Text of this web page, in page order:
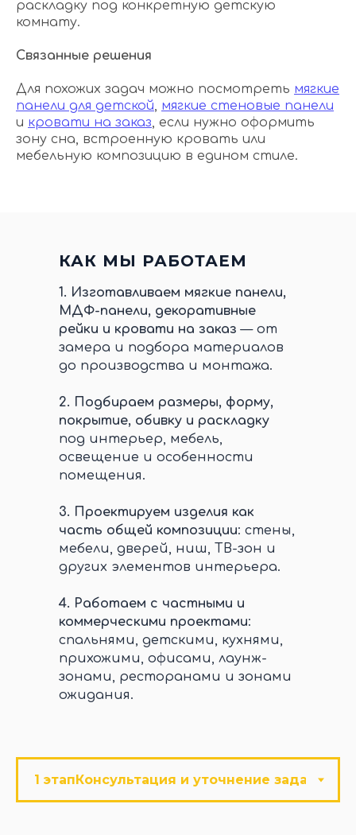
раскладку под конкретную детскую
комнату.
Связанные решения
Для похожих задач можно посмотреть мягкие
панели для детской, мягкие стеновые панели
и кровати на заказ, если нужно оформить
зону сна, встроенную кровать или
мебельную композицию в едином стиле.
КАК МЫ РАБОТАЕМ
1. Изготавливаем мягкие панели,
МДФ-панели, декоративные
рейки и кровати на заказ — от
замера и подбора материалов
до производства и монтажа.
2. Подбираем размеры, форму,
покрытие, обивку и раскладку
под интерьер, мебель,
освещение и особенности
помещения.
3. Проектируем изделия как
часть общей композиции: стены,
мебели, дверей, ниш, ТВ-зон и
других элементов интерьера.
4. Работаем с частными и
коммерческими проектами:
спальнями, детскими, кухнями,
прихожими, офисами, лаунж-
зонами, ресторанами и зонами
ожидания.